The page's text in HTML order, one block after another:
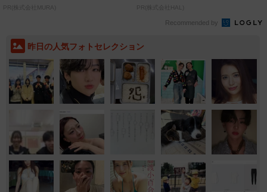
PR(株式会社MURA)
バコ
PR(株式会社HAL)
Recommended by
昨日の人気フォトセレクション